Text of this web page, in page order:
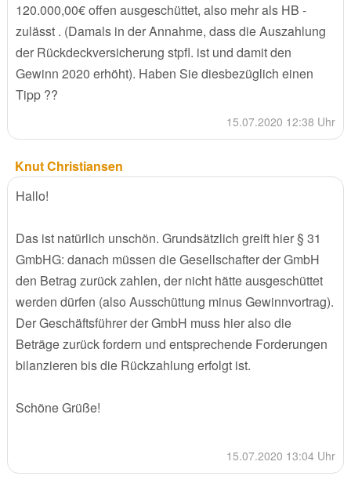
120.000,00€ offen ausgeschüttet, also mehr als HB -
zulässt . (Damals in der Annahme, dass die Auszahlung
der Rückdeckversicherung stpfl. ist und damit den
Gewinn 2020 erhöht). Haben Sie diesbezüglich einen
Tipp ??
15.07.2020 12:38 Uhr
Knut Christiansen
Hallo!
Das ist natürlich unschön. Grundsätzlich greift hier § 31
GmbHG: danach müssen die Gesellschafter der GmbH
den Betrag zurück zahlen, der nicht hätte ausgeschüttet
werden dürfen (also Ausschüttung minus Gewinnvortrag).
Der Geschäftsführer der GmbH muss hier also die
Beträge zurück fordern und entsprechende Forderungen
bilanzieren bis die Rückzahlung erfolgt ist.
Schöne Grüße!
15.07.2020 13:04 Uhr